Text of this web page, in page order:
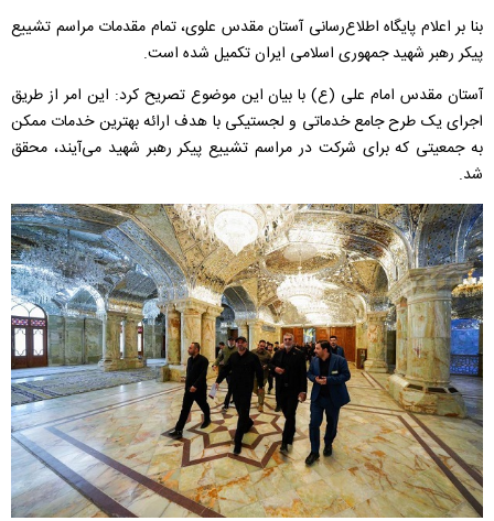
بنا بر اعلام پایگاه اطلاع‌رسانی آستان مقدس علوی، تمام مقدمات مراسم تشییع
پیکر رهبر شهید جمهوری اسلامی ایران تکمیل شده است.
آستان مقدس امام علی (ع) با بیان این موضوع تصریح کرد: این امر از طریق
اجرای یک طرح جامع خدماتی و لجستیکی با هدف ارائه بهترین خدمات ممکن
به جمعیتی که برای شرکت در مراسم تشییع پیکر رهبر شهید می‌آیند، محقق
شد.